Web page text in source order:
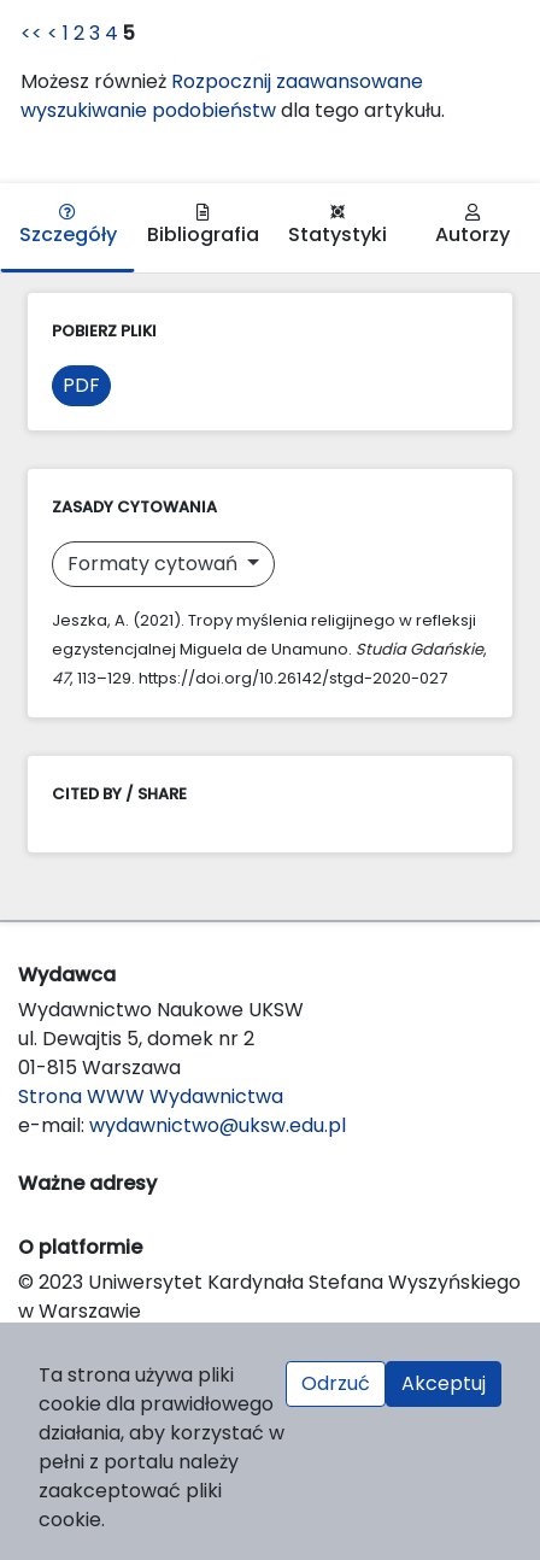
<< < 1 23 4 5
Możesz również Rozpocznij zaawansowane
wyszukiwanie podobieństwdla tego artykułu.
Szczegóły Bibliografia Statystyki Autorzy
POBIERZ PLIKI
PDF
ZASADY CYTOWANIA
Formaty cytowań
Jeszka, A. (2021). Tropy myślenia religijnego w refleksji
egzystencjalnej Miguela de Unamuno. Studia Gdańskie,
47, 113–129. https://doi.org/10.26142/stgd-2020-027
CITED BY / SHARE
Wydawca
Wydawnictwo Naukowe UKSW
ul. Dewajtis 5, domek nr 2
01-815 Warszawa
Strona WWW Wydawnictwa
e-mail: wydawnictwo@uksw.edu.pl
Ważne adresy
O platformie
© 2023 Uniwersytet Kardynała Stefana Wyszyńskiego
w Warszawie
Platform & Workflow by OJS/PKP
Ta strona używa pliki
cookie dla prawidłowego
działania, aby korzystać w
pełni z portalu należy
zaakceptować pliki
cookie.
Odrzuć Akceptuj